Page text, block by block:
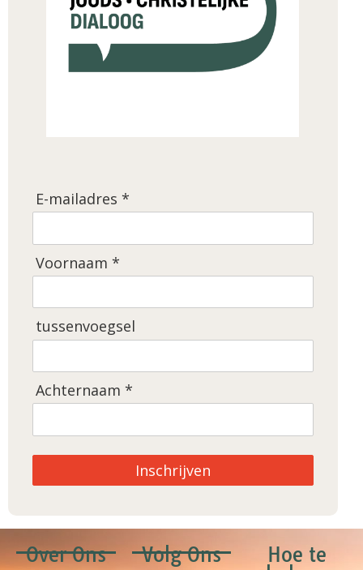
E-mailadres *
Voornaam *
tussenvoegsel
Achternaam *
Inschrijven
Over Ons Volg Ons
Hoe te